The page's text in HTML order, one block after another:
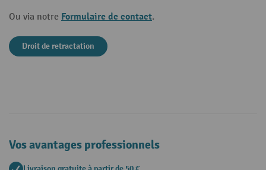
Ou via notre Formulaire de contact.
Droit de retractation
Vos avantages professionnels